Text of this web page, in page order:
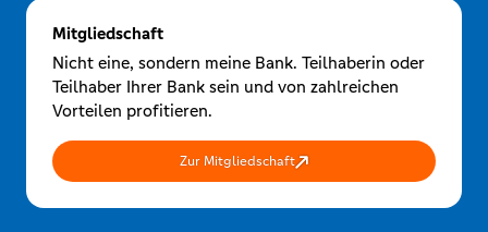
Mitgliedschaft
Nicht eine, sondern meine Bank. Teilhaberin oder
Teilhaber Ihrer Bank sein und von zahlreichen
Vorteilen profitieren.
Zur Mitgliedschaft